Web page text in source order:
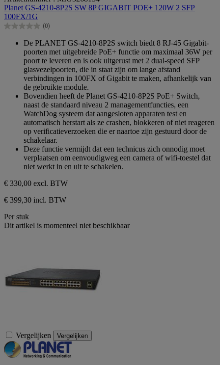
van
de
5
sterren.
Planet GS-4210-8P2S SW 8P GIGABIT POE+ 120W 2 SFP
100FX/1G
(0)
0.0
sterren.
De PLANET GS-4210-8P2S switch biedt 8 RJ-45 Gigabit-
poorten met uitgebreide PoE+ functie om maximaal 36W per
poort te leveren en is ook uitgerust met 2 dual-speed SFP
glasvezelpoorten, die in staat zijn om lange afstand
verbindingen in 100FX of Gigabit te maken, afhankelijk van
de gebruikte module.
Bovendien heeft de Planet GS-4210-8P2S PoE+ Switch,
naast de standaard niveau 2 managementfuncties, een
WatchDog systeem dat aangesloten apparaten test en
automatisch herstart als ze crashen, blokkeren of niet reageren
op verificatieverzoeken die er naartoe zijn gestuurd door de
schakelaar.
Deze functie vermijdt dat een technicus zich onnodig moet
verplaatsen om eenvoudigweg een camera of wifi-toestel dat
niet werkt in en uit te schakelen.
€ 330,00 excl. BTW
€ 399,30 incl. BTW
Per stuk
Dit artikel is momenteel niet beschikbaar
Vergelijken Vergelijken